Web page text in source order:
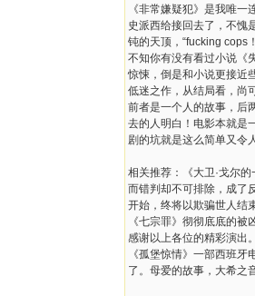
《非常嫌疑犯》是我唯
史派西给接回去了，不愧
钝的天顶，“fucking cops
不知你有没有看过小说《
惊悚，倒是和小说更接近
低迷之作，从结局看，尚
前者是一个人的故事，后
去的人明白！电影本就是
剧的坑就是这么简单又令
相关推荐：《大卫·戈尔
而错判却不可排除，成了
开始，终将以欺骗世人结
《七宗罪》彻彻底底的
感谢以上各位的精彩演出。
《孤堡惊情》一部西班
了。母爱的故事，大希之